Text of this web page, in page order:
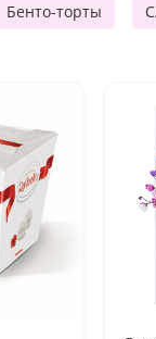
Бенто-торты